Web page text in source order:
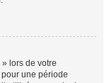
lors de votre
une période